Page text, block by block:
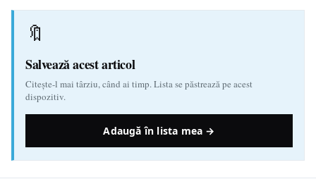
🔖
Salvează acest articol
Citește-l mai târziu, când ai timp. Lista se păstrează pe acest
dispozitiv.
Adaugă în lista mea →